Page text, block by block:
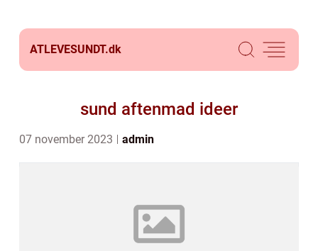
ATLEVESUNDT.dk
sund aftenmad ideer
07 november 2023 admin